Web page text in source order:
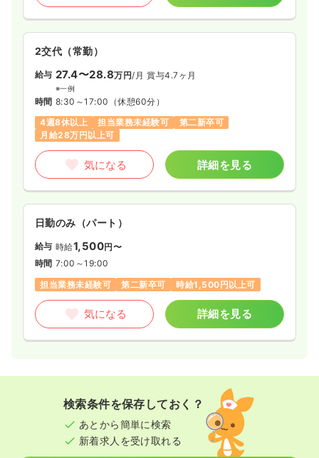
2交代（常勤）
給与 27.4〜28.8万円/月 賞与4.7ヶ月
※一例
時間 8:30～17:00 （休憩60分）
4週8休以上
担当業務未経験可
第二新卒可
月給28万円以上可
気になる 詳細を見る
日勤のみ（パート）
給与 時給1,500円〜
時間 7:00～19:00
担当業務未経験可
第二新卒可 時給1,500円以上可
気になる 詳細を見る
検索条件を保存しておく？
あとから簡単に検索
新着求人を受け取れる